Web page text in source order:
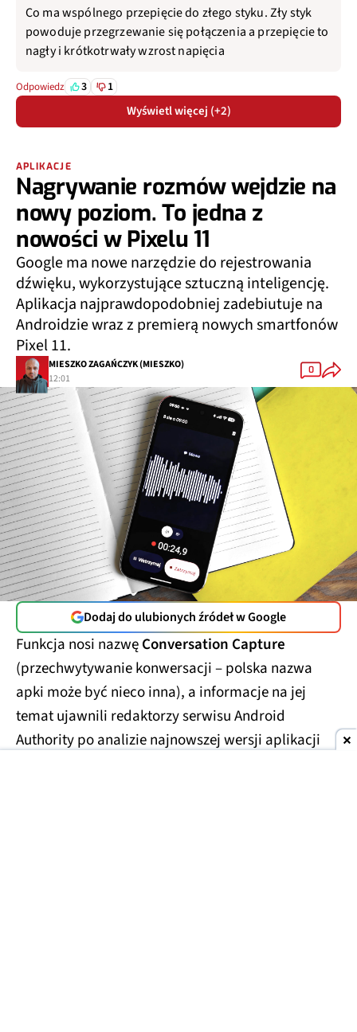
Co ma wspólnego przepięcie do złego styku. Zły styk
powoduje przegrzewanie się połączenia a przepięcie to
nagły i krótkotrwały wzrost napięcia
Odpowiedz 3 1
Wyświetl więcej (+2)
APLIKACJE
Nagrywanie rozmów wejdzie na
nowy poziom. To jedna z
nowości w Pixelu 11
Google ma nowe narzędzie do rejestrowania
dźwięku, wykorzystujące sztuczną inteligencję.
Aplikacja najprawdopodobniej zadebiutuje na
Androidzie wraz z premierą nowych smartfonów
Pixel 11.
MIESZKO ZAGAŃCZYK (MIESZKO)
12:01
0
Dodaj do ulubionych źródeł w Google
Funkcja nosi nazwęConversation Capture
(przechwytywanie konwersacji – polska nazwa
apki może być nieco inna), a informacje na jej
temat ujawnili redaktorzy serwisu Android
Authority po analizie najnowszej wersji aplikacji